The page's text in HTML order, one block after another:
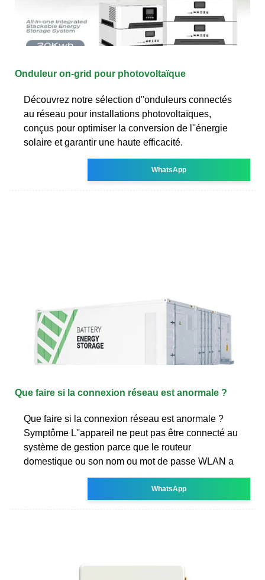
Onduleur on-grid pour photovoltaïque
Découvrez notre sélection d''onduleurs connectés
au réseau pour installations photovoltaïques,
conçus pour optimiser la conversion de l''énergie
solaire et garantir une haute efficacité.
WhatsApp
Que faire si la connexion réseau est anormale ?
Que faire si la connexion réseau est anormale ?
Symptôme L''appareil ne peut pas être connecté au
système de gestion parce que le routeur
domestique ou son nom ou mot de passe WLAN a
WhatsApp